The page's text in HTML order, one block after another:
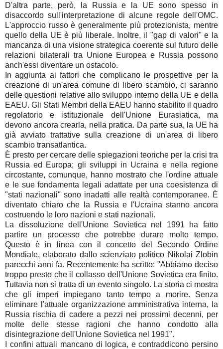
D'altra parte, però, la Russia e la UE sono spesso in
disaccordo sull'interpretazione di alcune regole dell'OMC.
L'approccio russo è generalmente più protezionista, mentre
quello della UE è più liberale. Inoltre, il "gap di valori" e la
mancanza di una visione strategica coerente sul futuro delle
relazioni bilaterali tra Unione Europea e Russia possono
anch'essi diventare un ostacolo.
In aggiunta ai fattori che complicano le prospettive per la
creazione di un'area comune di libero scambio, ci saranno
delle questioni relative allo sviluppo interno della UE e della
EAEU. Gli Stati Membri della EAEU hanno stabilito il quadro
regolatorio e istituzionale dell'Unione Eurasiatica, ma
devono ancora crearla, nella pratica. Da parte sua, la UE ha
già avviato trattative sulla creazione di un'area di libero
scambio transatlantica.
È presto per cercare delle spiegazioni teoriche per la crisi tra
Russia ed Europa; gli sviluppi in Ucraina e nella regione
circostante, comunque, hanno mostrato che l'ordine attuale
e le sue fondamenta legali adattate per una coesistenza di
"stati nazionali" sono inadatti alle realtà contemporanee. È
diventato chiaro che la Russia e l'Ucraina stanno ancora
costruendo le loro nazioni e stati nazionali.
La dissoluzione dell'Unione Sovietica nel 1991 ha fatto
partire un processo che potrebbe durare molto tempo.
Questo è in linea con il concetto del Secondo Ordine
Mondiale, elaborato dallo scienziato politico Nikolai Zlobin
parecchi anni fa. Recentemente ha scritto: "Abbiamo deciso
troppo presto che il collasso dell'Unione Sovietica era finito.
Tuttavia non si tratta di un evento singolo. La storia ci mostra
che gli imperi impiegano tanto tempo a morire. Senza
eliminare l'attuale organizzazione amministrativa interna, la
Russia rischia di cadere a pezzi nei prossimi decenni, per
molte delle stesse ragioni che hanno condotto alla
disintegrazione dell'Unione Sovietica nel 1991".
I confini attuali mancano di logica, e contraddicono persino